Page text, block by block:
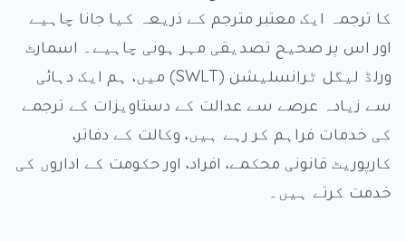
کا ترجمہ ایک معتبر مترجم کے ذریعہ کیا جانا چاہیے
اور اس پر صحیح تصدیقی مہر ہونی چاہیے۔ اسمارٹ
ورلڈ لیگل ٹرانسلیشن (SWLT) میں، ہم ایک دہائی
سے زیادہ عرصے سے عدالت کے دستاویزات کے ترجمے
کی خدمات فراہم کر رہے ہیں، وکالت کے دفاتر،
کارپوریٹ قانونی محکمے، افراد، اور حکومت کے اداروں کی
خدمت کرتے ہیں۔